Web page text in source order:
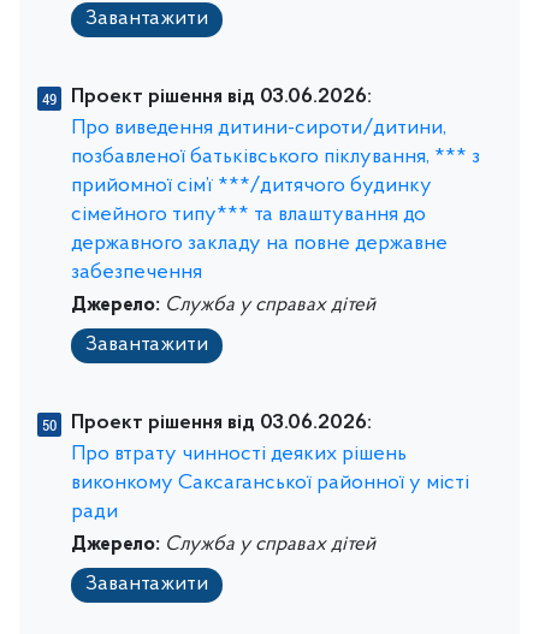
Завантажити
Проект рішення від 03.06.2026:
Про виведення дитини-сироти/дитини,
позбавленої батьківського піклування, *** з
прийомної сім’ї ***/дитячого будинку
сімейного типу*** та влаштування до
державного закладу на повне державне
забезпечення
Джерело: Служба у справах дітей
Завантажити
Проект рішення від 03.06.2026:
Про втрату чинності деяких рішень
виконкому Саксаганської районної у місті
ради
Джерело: Служба у справах дітей
Завантажити